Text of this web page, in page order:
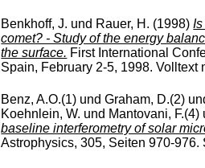
Benkhoff, J. und Rauer, H. (1998)
comet? - Study of the energy
the surface. First International
Spain, February 2-5, 1998. Volltext
Benz, A.O.(1) undGraham, D.(2)
Koehnlein, W. und Mantovani, F.(4)
baseline interferometry of solar
Astrophysics, 305, Seiten 970-